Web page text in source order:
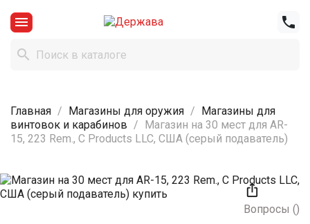



Главная Магазины для оружия
Магазины для
винтовок и карабинов
Магазин на 30 мест для AR-
15, 223 Rem., C Products LLC, США (серый подаватель)

Вопросы ()